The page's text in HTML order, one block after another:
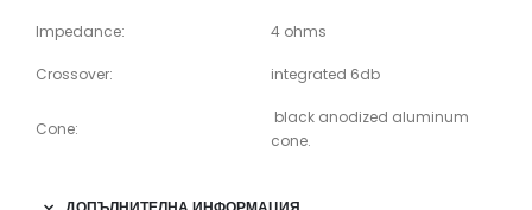
Impedance: 4 ohms
Crossover: integrated 6db
Cone:
black anodized aluminum
cone.